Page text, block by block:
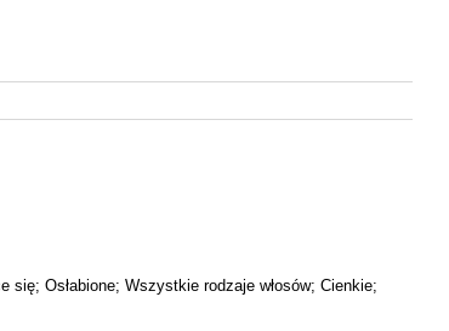
się; Osłabione; Wszystkie rodzaje włosów; Cienkie;